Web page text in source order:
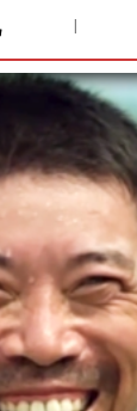
全面从严治党